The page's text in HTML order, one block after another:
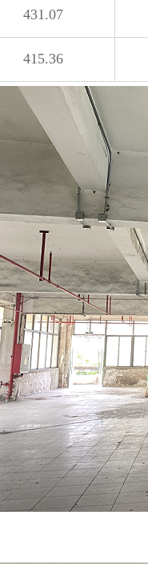
431.07
415.36